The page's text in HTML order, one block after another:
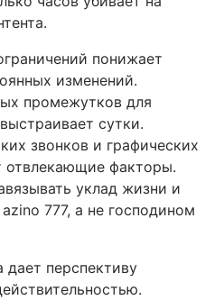
понижает
изменений.
промежутков для
сутки.
звонков и графических
отвлекающие факторы.
уклад жизни и
777, а не господином
дает перспективу